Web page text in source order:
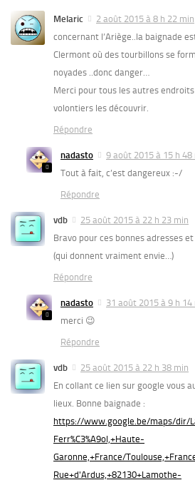
Melaric
2 août 2015 à 8 h 22 min
concernant l’Ariège..la baignade
Clermont où des tourbillons se
noyades ..donc danger…
Merci pour tous les autres
volontiers les découvrir.
Répondre
nadasto
9 août 2015 à 15 h 48
Tout à fait, c’est dangereux :-/
Répondre
vdb
25 août 2015 à 22 h 23 min
Bravo pour ces bonnes adresses
(qui donnent vraiment envie…)
Répondre
nadasto
31 août 2015 à 9 h 14
merci 😉
Répondre
vdb
25 août 2015 à 22 h 38 min
En collant ce lien sur google vous
lieux. Bonne baignade :
https://www.google.be/maps/dir/
Ferr%C3%A9ol,+Haute-
Garonne,+France/
Rue+d'Ardus,+82130+Lamothe-